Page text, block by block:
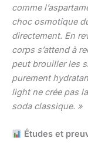
comme
choc osmotique
directement. En
corps s’attend à
peut brouiller les
purement
light ne crée pas
soda classique. »
Études et